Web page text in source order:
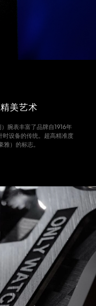
美艺术
腕表丰富了品牌自1916年
设备的传统。超高精准度
雅）的标志。